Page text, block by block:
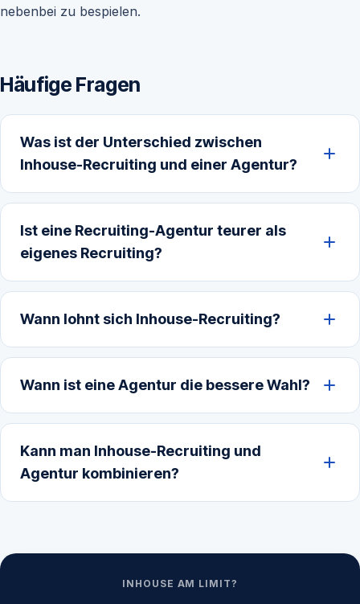
nebenbei zu bespielen.
Häufige Fragen
Was ist der Unterschied zwischen
Inhouse-Recruiting und einer Agentur?
Ist eine Recruiting-Agentur teurer als
eigenes Recruiting?
Wann lohnt sich Inhouse-Recruiting?
Wann ist eine Agentur die bessere Wahl?
Kann man Inhouse-Recruiting und
Agentur kombinieren?
INHOUSE AM LIMIT?